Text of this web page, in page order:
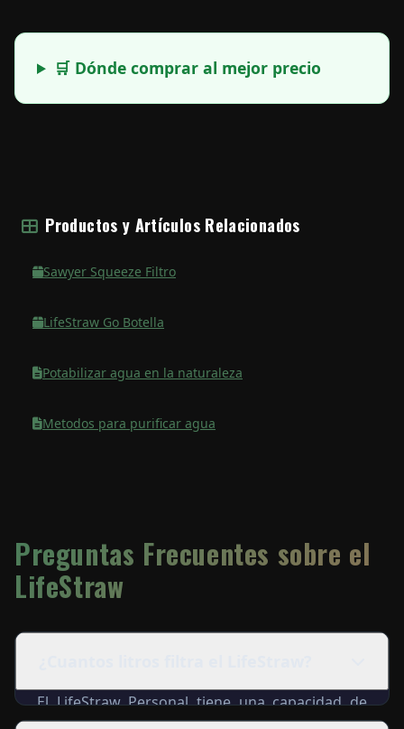
🛒 Dónde comprar al mejor precio
Productos y Artículos Relacionados
Sawyer Squeeze Filtro
LifeStraw Go Botella
Potabilizar agua en la naturaleza
Metodos para purificar agua
Preguntas Frecuentes sobre el
LifeStraw
El LifeStraw Personal tiene una capacidad de